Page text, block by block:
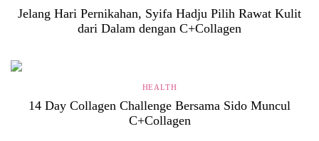
Jelang Hari Pernikahan, Syifa Hadju Pilih Rawat Kulit
dari Dalam dengan C+Collagen
HEALTH
14 Day Collagen Challenge Bersama Sido Muncul
C+Collagen